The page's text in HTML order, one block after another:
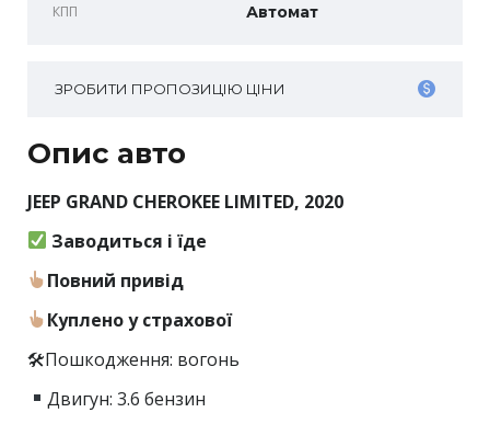
КПП Автомат
ЗРОБИТИ ПРОПОЗИЦІЮ ЦІНИ
Опис авто
JEEP GRAND CHEROKEE LIMITED, 2020
Заводиться і їде
Повний привід
Куплено у страхової
🛠Пошкодження: вогонь
Двигун: 3.6 бензин